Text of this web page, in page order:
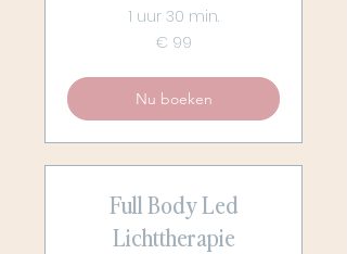
1 uur 30 min.
€ 99
Nu boeken
Full Body Led
Lichttherapie